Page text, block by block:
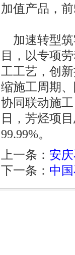
加值产品，
加速转型筑
目，以专项
工工艺，创
缩施工周期
协同联动施
日，芳烃项
99.99%。
上一条： 安
下一条： 中